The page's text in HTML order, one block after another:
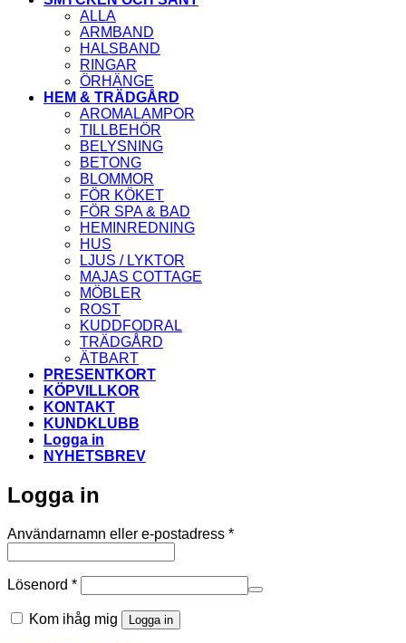
ALLA
ARMBAND
HALSBAND
RINGAR
ÖRHÄNGE
HEM & TRÄDGÅRD
AROMALAMPOR
TILLBEHÖR
BELYSNING
BETONG
BLOMMOR
FÖR KÖKET
FÖR SPA & BAD
HEMINREDNING
HUS
LJUS / LYKTOR
MAJAS COTTAGE
MÖBLER
ROST
KUDDFODRAL
TRÄDGÅRD
ÄTBART
PRESENTKORT
KÖPVILLKOR
KONTAKT
KUNDKLUBB
Logga in
NYHETSBREV
Logga in
Användarnamn eller e-postadress *Obligatoriskt
Lösenord *Obligatoriskt
Kom ihåg mig Logga in